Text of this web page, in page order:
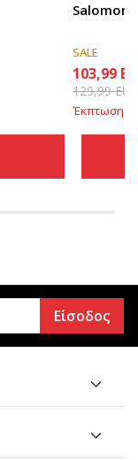
Salomon
SALE
103,99
129,99EUR
Έκπτωση
Είσοδος